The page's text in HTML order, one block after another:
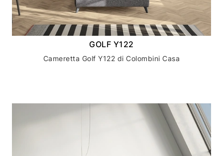
GOLF Y122
Cameretta Golf Y122 di Colombini Casa